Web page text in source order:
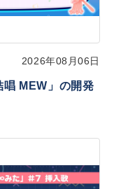
2026年08月06日
唱 MEW」の開発